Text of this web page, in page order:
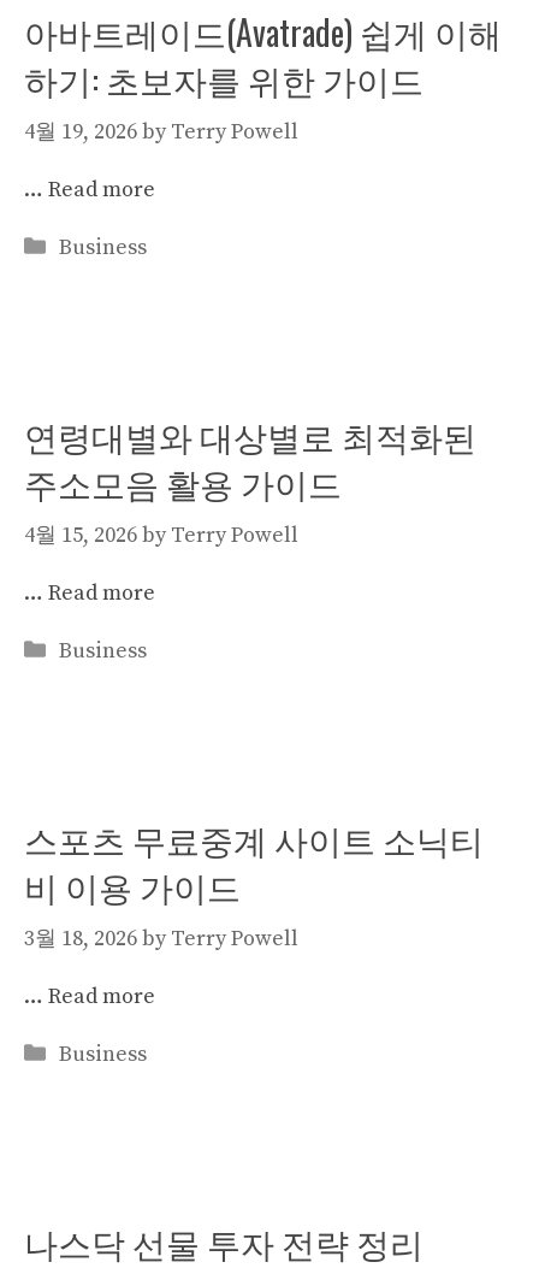
아바트레이드(Avatrade) 쉽게 이해
하기: 초보자를 위한 가이드
4월 19, 2026by Terry Powell
… Read more
Categories
Business
연령대별와 대상별로 최적화된
주소모음 활용 가이드
4월 15, 2026by Terry Powell
… Read more
Categories
Business
스포츠 무료중계 사이트 소닉티
비 이용 가이드
3월 18, 2026by Terry Powell
… Read more
Categories
Business
나스닥 선물 투자 전략 정리